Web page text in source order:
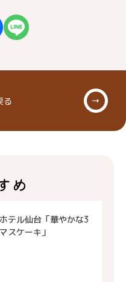
る
め
テル仙台「華やかな3
スケーキ」